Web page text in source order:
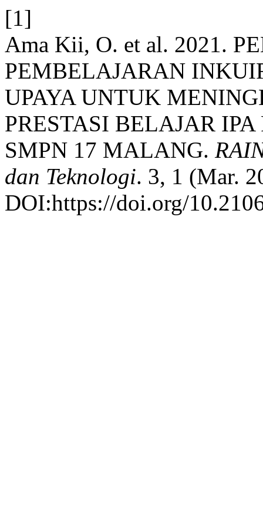
[1]
Ama Kii, O. et al. 2021.
PEMBELAJARAN
UPAYA UNTUK
PRESTASI BELAJAR
SMPN 17 MALANG.
dan Teknologi. 3, 1 (Mar.
DOI:https://doi.org/